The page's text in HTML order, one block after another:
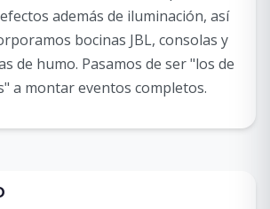
además de iluminación, así
bocinas JBL, consolas y
de humo. Pasamos de ser "los de
a montar eventos completos.